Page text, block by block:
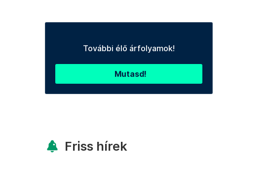
További élő árfolyamok!
Mutasd!
Friss hírek